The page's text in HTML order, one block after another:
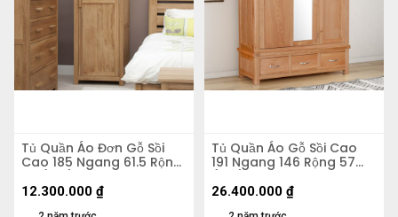
Tủ Quần Áo Đơn Gỗ Sồi
Cao 185 Ngang 61.5 Rộng
58 (cm)
12.300.000 ₫
Tủ Quần Áo Gỗ Sồi Cao
191 Ngang 146 Rộng 57
(cm)
26.400.000 ₫